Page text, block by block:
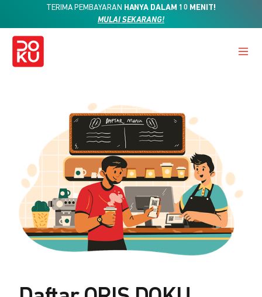
TERIMA PEMBAYARAN HANYA DALAM 10 MENIT!
MULAI SEKARANG!